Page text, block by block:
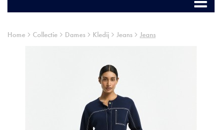
Home Collectie Dames Kledij Jeans Jeans